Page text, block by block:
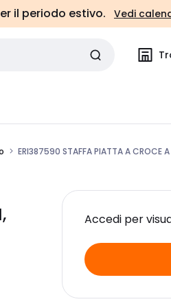
il periodo estivo. Vedi
ERI387590 STAFFA PIATTA A CROCE A
Accedi per